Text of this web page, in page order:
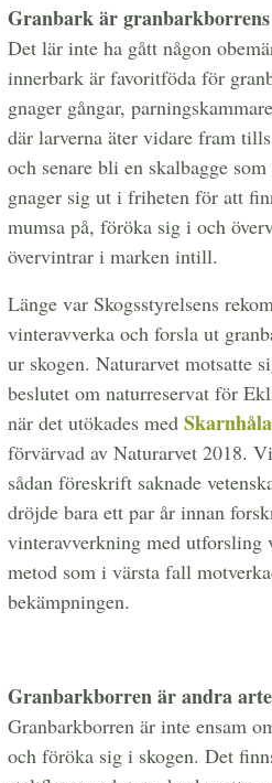
Granbark är
Det lär inte ha gått någon
innerbark är favoritföda för
gnager gångar,
där larverna äter vidare fram
och senare bli en skalbagge
gnager sig ut i friheten för att
mumsa på, föröka sig i och
övervintrar i marken intill.
Länge var Skogsstyrelsens
vinteravverka och forsla ut
ur skogen. Naturarvet motsatte
beslutet om naturreservat för
när det utökades med
förvärvad av Naturarvet 2018.
sådan föreskrift saknade
dröjde bara ett par år innan
vinteravverkning med utforsling
metod som i värsta fall
bekämpningen.
Granbarkborren är andra
Granbarkborren är inte ensam
och föröka sig i skogen. Det